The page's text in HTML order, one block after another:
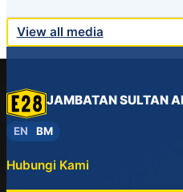
View all media
JAMBATAN SULTAN
EN BM
Hubungi Kami